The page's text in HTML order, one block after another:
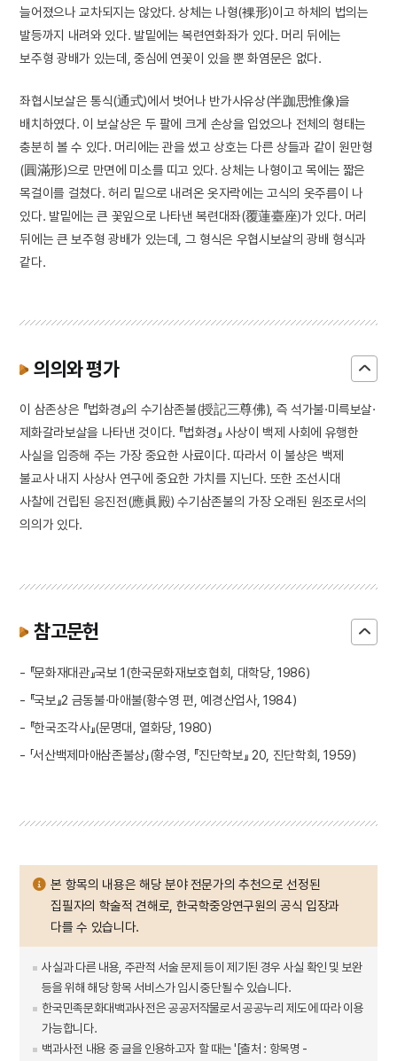
늘어졌으나 교차되지는 않았다. 상체는 나형(裸形)이고 하체의 법의는
발등까지 내려와 있다. 발밑에는 복련연화좌가 있다. 머리 뒤에는
보주형 광배가 있는데, 중심에 연꽃이 있을 뿐 화염문은 없다.
좌협시보살은 통식(通式)에서 벗어나 반가사유상(半跏思惟像)을
배치하였다. 이 보살상은 두 팔에 크게 손상을 입었으나 전체의 형태는
충분히 볼 수 있다. 머리에는 관을 썼고 상호는 다른 상들과 같이 원만형
(圓滿形)으로 만면에 미소를 띠고 있다. 상체는 나형이고 목에는 짧은
목걸이를 걸쳤다. 허리 밑으로 내려온 옷자락에는 고식의 옷주름이 나
있다. 발밑에는 큰 꽃잎으로 나타낸 복련대좌(覆蓮臺座)가 있다. 머리
뒤에는 큰 보주형 광배가 있는데, 그 형식은 우협시보살의 광배 형식과
같다.
의의와 평가
이 삼존상은 『법화경』의 수기삼존불(授記三尊佛), 즉 석가불·미륵보살·
제화갈라보살을 나타낸 것이다. 『법화경』 사상이 백제 사회에 유행한
사실을 입증해 주는 가장 중요한 사료이다. 따라서 이 불상은 백제
불교사 내지 사상사 연구에 중요한 가치를 지닌다. 또한 조선시대
사찰에 건립된 응진전(應眞殿) 수기삼존불의 가장 오래된 원조로서의
의의가 있다.
참고문헌
- 『문화재대관』국보 1(한국문화재보호협회, 대학당, 1986)
- 『국보』2 금동불·마애불(황수영 편, 예경산업사, 1984)
- 『한국조각사』(문명대, 열화당, 1980)
- 「서산백제마애삼존불상」(황수영, 『진단학보』 20, 진단학회, 1959)
본 항목의 내용은 해당 분야 전문가의 추천으로 선정된
집필자의 학술적 견해로, 한국학중앙연구원의 공식 입장과
다를 수 있습니다.
사실과 다른 내용, 주관적 서술 문제 등이 제기된 경우 사실 확인 및 보완
등을 위해 해당 항목 서비스가 임시 중단될 수 있습니다.
한국민족문화대백과사전은 공공저작물로서 공공누리 제도에 따라 이용
가능합니다.
백과사전 내용 중 글을 인용하고자 할 때는 '[출처 : 항목명 -